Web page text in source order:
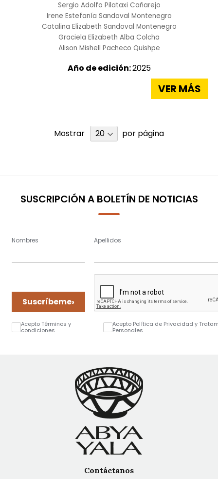
Sergio Adolfo Pilataxi Cañarejo
Irene Estefanía Sandoval Montenegro
Catalina Elizabeth Sandoval Montenegro
Graciela Elizabeth Alba Colcha
Alison Mishell Pacheco Quishpe
Año de edición:2025
VER MÁS
Mostrar por página
SUSCRIPCIÓN A BOLETÍN DE NOTICIAS
Nombres Apellidos
Suscríbeme›
Acepto Términos y
condiciones
Acepto Política de Privacidad y
Personales
Contáctanos